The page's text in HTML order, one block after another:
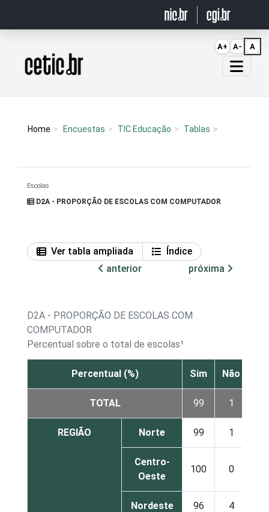
Página inicial
Home Encuestas TIC Educação Tablas
Escolas
D2A - PROPORÇÃO DE ESCOLAS COM COMPUTADOR
Ver tabla ampliada
Índice
anterior
próxima
D2A - PROPORÇÃO DE ESCOLAS COM
COMPUTADOR
Percentual sobre o total de escolas¹
Percentual (%) Sim Não
TOTAL 99 1
REGIÃO Norte 99 1
Centro-
Oeste
100 0
Nordeste 96 4
A+ A- A